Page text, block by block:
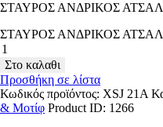
ΣΤΑΥΡΟΣ ΑΝΔΡΙΚΟΣ
ΣΤΑΥΡΟΣ ΑΝΔΡΙΚΟΣ
Στο καλαθι
Προσθήκη σε λίστα
Κωδικός προϊόντος: XSJ 21A
& Μοτίφ Product ID: 1266